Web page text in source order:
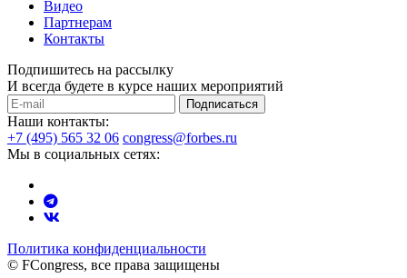
Видео
Партнерам
Контакты
Подпишитесь на рассылку
И всегда будете в курсе наших мероприятий
Подписаться
Наши контакты:
+7 (495) 565 32 06 congress@forbes.ru
Мы в социальных сетях:
Политика конфиденциальности
© FCongress, все права защищены